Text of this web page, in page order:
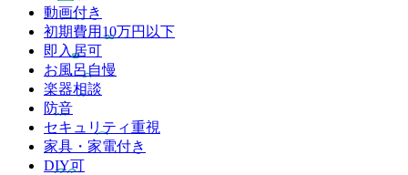
動画付き
初期費用10万円以下
即入居可
お風呂自慢
楽器相談
防音
セキュリティ重視
家具・家電付き
DIY可